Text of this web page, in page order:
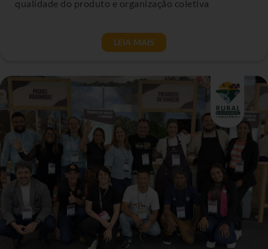
qualidade do produto e organização coletiva
LEIA MAIS